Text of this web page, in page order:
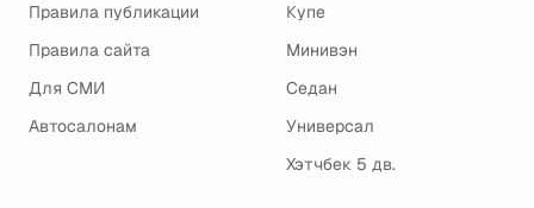
Правила публикации
Правила сайта
Для СМИ
Автосалонам
Купе
Минивэн
Седан
Универсал
Хэтчбек 5 дв.